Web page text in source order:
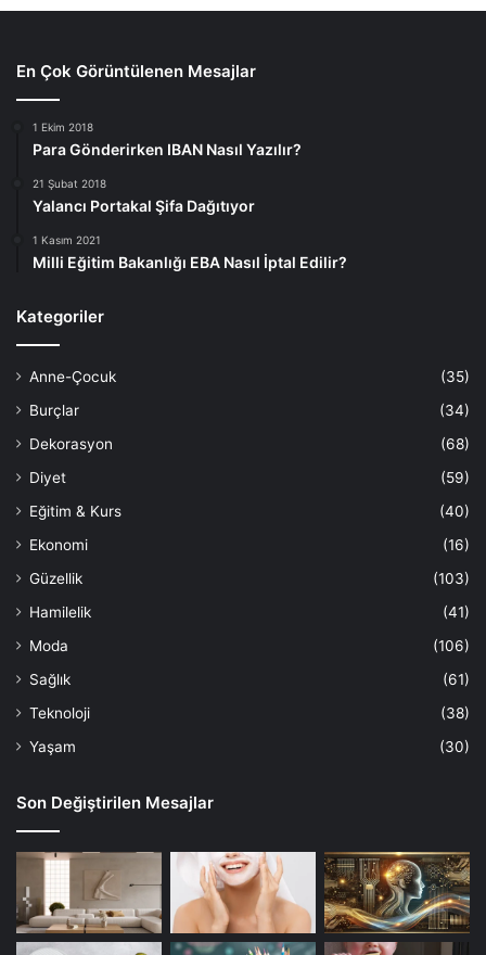
En Çok Görüntülenen Mesajlar
1 Ekim 2018
Para Gönderirken IBAN Nasıl Yazılır?
21 Şubat 2018
Yalancı Portakal Şifa Dağıtıyor
1 Kasım 2021
Milli Eğitim Bakanlığı EBA Nasıl İptal Edilir?
Kategoriler
Anne-Çocuk
(35)
Burçlar
(34)
Dekorasyon
(68)
Diyet
(59)
Eğitim & Kurs
(40)
Ekonomi
(16)
Güzellik
(103)
Hamilelik
(41)
Moda
(106)
Sağlık
(61)
Teknoloji
(38)
Yaşam
(30)
Son Değiştirilen Mesajlar